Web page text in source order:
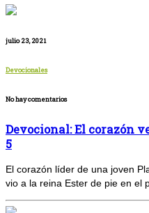
julio 23, 2021
Devocionales
No hay comentarios
Devocional: El corazón
5
El corazón líder de una joven
vio a la reina Ester de pie en el